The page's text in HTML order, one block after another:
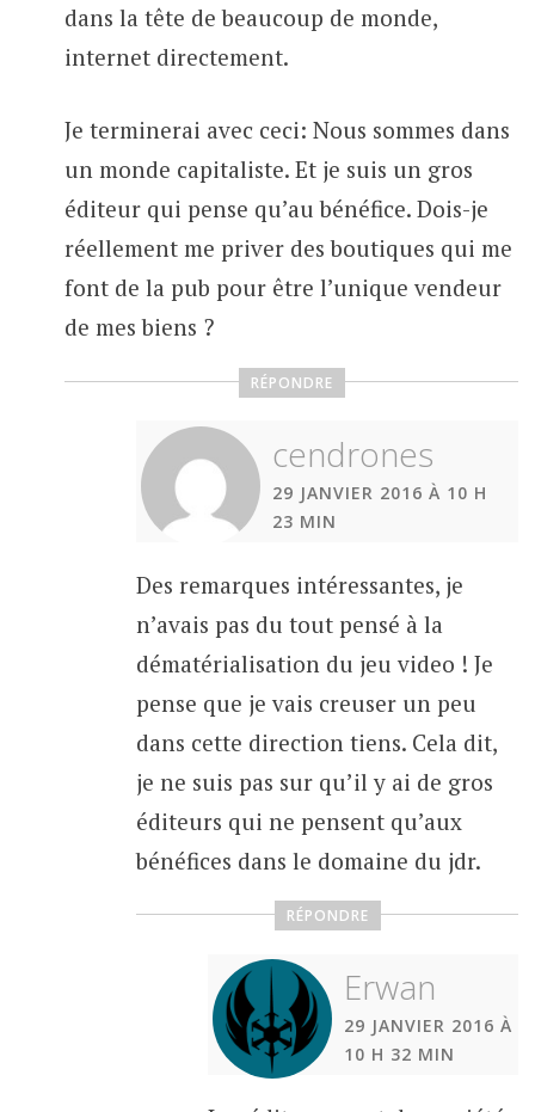
dans la tête de beaucoup de monde,
internet directement.
Je terminerai avec ceci: Nous sommes dans
un monde capitaliste. Et je suis un gros
éditeur qui pense qu’au bénéfice. Dois-je
réellement me priver des boutiques qui me
font de la pub pour être l’unique vendeur
de mes biens ?
RÉPONDRE
cendrones
29 JANVIER 2016 À 10 H
23 MIN
Des remarques intéressantes, je
n’avais pas du tout pensé à la
dématérialisation du jeu video ! Je
pense que je vais creuser un peu
dans cette direction tiens. Cela dit,
je ne suis pas sur qu’il y ai de gros
éditeurs qui ne pensent qu’aux
bénéfices dans le domaine du jdr.
RÉPONDRE
Erwan
29 JANVIER 2016 À
10 H 32 MIN